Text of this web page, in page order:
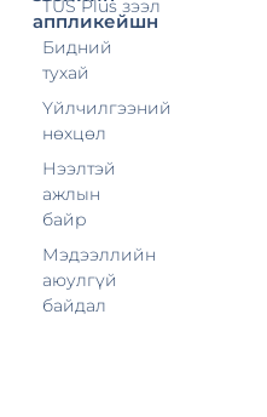
аппликейшн
Бидний
тухай
Үйлчилгээний
нөхцөл
Нээлтэй
ажлын
байр
Мэдээллийн
аюулгүй
байдал
TUS Plus зээл